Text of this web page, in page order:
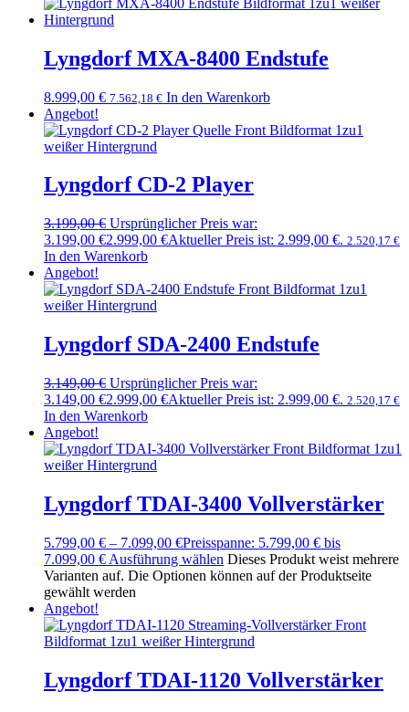
Lyngdorf MXA-8400 Endstufe
8.999,00 € 7.562,18 € In den Warenkorb
Angebot!
Lyngdorf CD-2 Player
3.199,00€ Ursprünglicher Preis war:
3.199,00 €2.999,00 €Aktueller Preis ist: 2.999,00 €. 2.520,17 €
In den Warenkorb
Angebot!
Lyngdorf SDA-2400 Endstufe
3.149,00€ Ursprünglicher Preis war:
3.149,00 €2.999,00 €Aktueller Preis ist: 2.999,00 €. 2.520,17 €
In den Warenkorb
Angebot!
Lyngdorf TDAI-3400 Vollverstärker
5.799,00 € – 7.099,00 €Preisspanne: 5.799,00 € bis
7.099,00 € Ausführung wählen Dieses Produkt weist mehrere
Varianten auf. Die Optionen können auf der Produktseite
gewählt werden
Angebot!
Lyngdorf TDAI-1120 Vollverstärker